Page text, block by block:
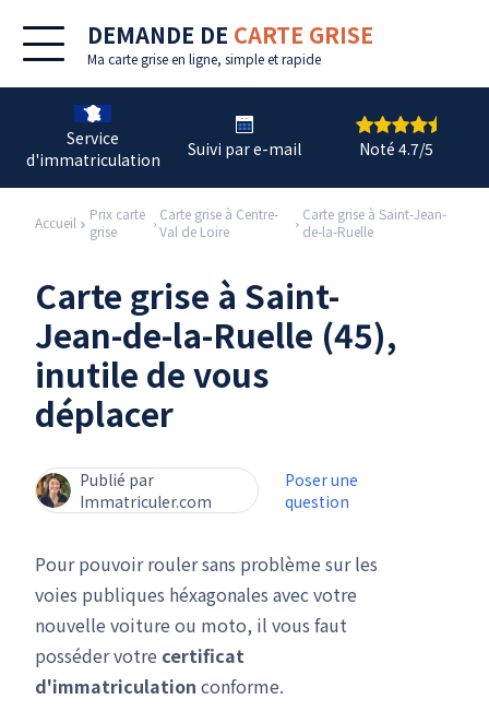
DEMANDE DE CARTE GRISE
Ma carte grise en ligne, simple et rapide
Service
d'immatriculation
Suivi par e-mail Noté 4.7/5
Accueil
Prix carte
grise
Carte grise à Centre-
Val de Loire
Carte grise à Saint-Jean-
de-la-Ruelle
Carte grise à Saint-
Jean-de-la-Ruelle (45),
inutile de vous
déplacer
Publié par
Immatriculer.com
Poser une
question
Pour pouvoir rouler sans problème sur les
voies publiques héxagonales avec votre
nouvelle voiture ou moto, il vous faut
posséder votre certificat
d'immatriculation conforme.